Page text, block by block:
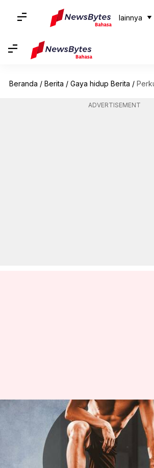
lainnya
Beranda / Berita / Gaya hidup Berita / Perkuat
ADVERTISEMENT
Perkuat punggung
dengan latihan
Taufiq Al Jufri Jul 19, 2023 10:43